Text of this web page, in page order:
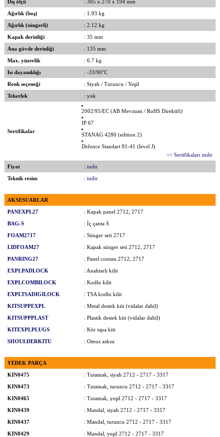
Dış ölçü
: 305 x 270 x 194 mm
Ağırlık (boş)
: 1.93 kg
Ağırlık (süngerli)
: 2.12 kg
Kapak derinliği
: 35 mm
Ana gövde derinliği
: 135 mm
Max. yüzerlik
: 6.7 kg
Isı dayanıklığı
: -33/90°C
Renk seçeneği
: Siyah / Turuncu / Yeşil
Tekerlek
: yok
Sertifikalar
2002/95/EC (AB Mevzuatı / RoHS Direktifi)
IP 67
STANAG 4280 (edition 2)
Defence Standart 81-41 (level J)
>> Sertifikaları indir
Fiyat
: indir
Teknik resim
: indir
AKSESUARLAR
PANEXPL27
: Kapak panel 2712, 2717
BAG-S
: İç çanta S
FOAM2717
: Sünger seti 2717
LIDFOAM27
: Kapak sünger seti 2712, 2717
PANRING27
: Panel contası 2712, 2717
EXPLPADLOCK
: Anahtarlı kilit
EXPLCOMBILOCK
: Kodlu kilit
EXPLTSADIGILOCK
: TSA kodlu kilit
KITSUPPEXPL
: Metal destek kiti (vidalar dahil)
KITSUPPPLAST
: Plastik destek kiti (vidalar dahil)
KITEXPLPLUGS
: Kör tapa kiti
SHOULDERKITU
: Omuz askısı
YEDEK PARÇA
KIN0475
: Tutamak, siyah 2712 - 2717 - 3317
KIN0473
: Tutamak, turuncu 2712 - 2717 - 3317
KIN0465
: Tutamak, yeşil 2712 - 2717 - 3317
KIN0439
: Mandal, siyah 2712 - 2717 - 3317
KIN0437
: Mandal, turuncu 2712 - 2717 - 3317
KIN0429
: Mandal, yeşil 2712 - 2717 - 3317